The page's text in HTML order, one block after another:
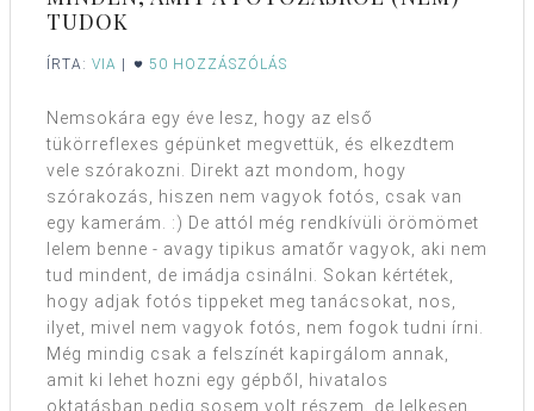
TUDOK
ÍRTA: VIA 50 HOZZÁSZÓLÁS
Nemsokára egy éve lesz, hogy az első
tükörreflexes gépünket megvettük, és elkezdtem
vele szórakozni. Direkt azt mondom, hogy
szórakozás, hiszen nem vagyok fotós, csak van
egy kamerám. :) De attól még rendkívüli örömömet
lelem benne - avagy tipikus amatőr vagyok, aki nem
tud mindent, de imádja csinálni. Sokan kértétek,
hogy adjak fotós tippeket meg tanácsokat, nos,
ilyet, mivel nem vagyok fotós, nem fogok tudni írni.
Még mindig csak a felszínét kapirgálom annak,
amit ki lehet hozni egy gépből, hivatalos
oktatásban pedig sosem volt részem, de lelkesen